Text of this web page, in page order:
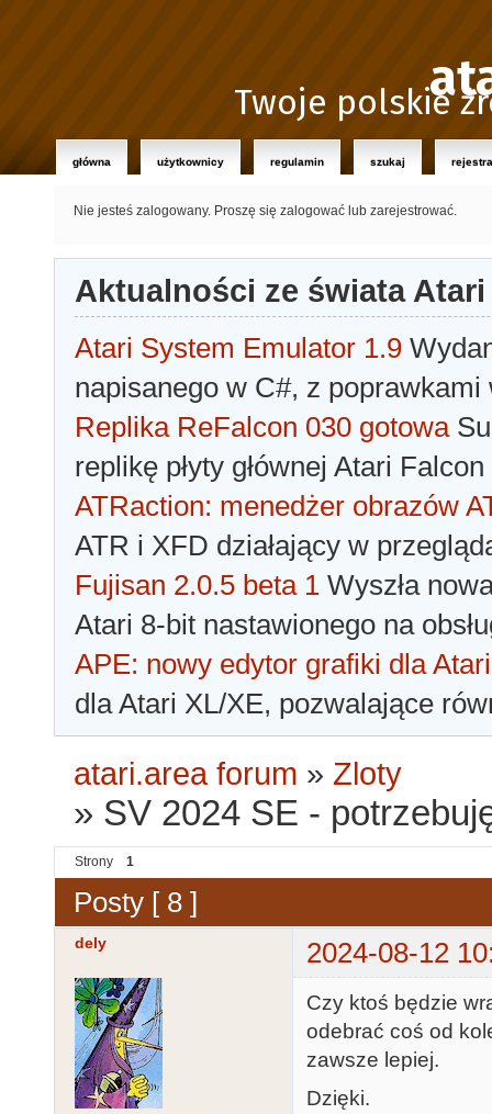
Twoje polskie
główna użytkownicy regulamin szukaj
Nie jesteś zalogowany. Proszę się zalogować lub zarejestrować.
Aktualności ze świata Atari
Atari System Emulator 1.9
napisanego w C#, z poprawkami
Replika ReFalcon 030 gotowa
replikę płyty głównej Atari
ATRaction: menedżer obrazów
ATR i XFD działający w
Fujisan 2.0.5 beta 1 Wyszła
Atari 8-bit nastawionego na
APE: nowy edytor grafiki dla Atari
dla Atari XL/XE, pozwalające
atari.area forum » Zloty
» SV 2024 SE -
Strony 1
Posty [ 8 ]
dely 2024-08-12
Czy ktoś będzie
odebrać coś od
zawsze lepiej.
Dzięki.